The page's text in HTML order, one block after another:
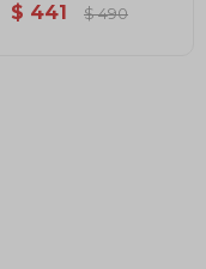
$ 441 $ 490